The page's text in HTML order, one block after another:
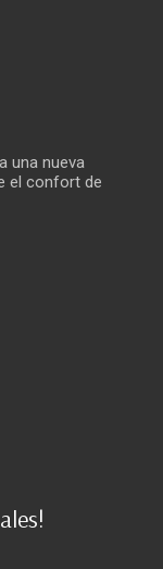
una nueva
el confort de